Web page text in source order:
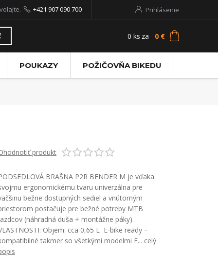
Prihlásenie
+421 907 090 700
0 ks za 0 €
POUKAZY POŽIČOVŇA BIKEDU
produkt
BRAŠNA P2R BENDER M je vďaka
ergonomickému tvaru univerzálna pre
bežne dostupných sediel a vnútorným
postačuje pre bežné potreby MTB
(náhradná duša + montážne páky).
Objem: cca 0,65 L E-bike ready –
takmer so všetkými modelmi E... celý